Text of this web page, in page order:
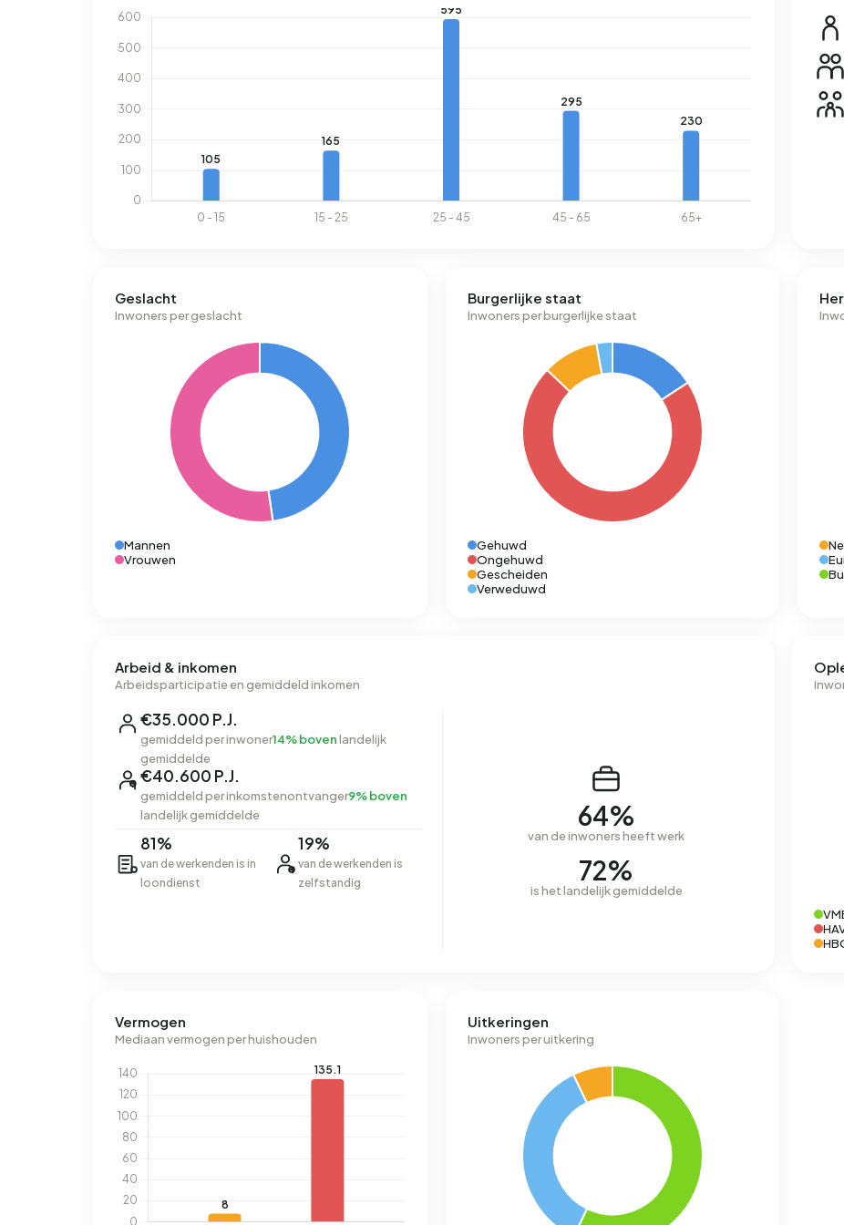
1.280 m³.
Geslacht
Inwoners per geslacht
Mannen
Vrouwen
Burgerlijke staat
Inwoners per burgerlijke staat
Gehuwd
Ongehuwd
Gescheiden
Verweduwd
Arbeid & inkomen
Arbeidsparticipatie en gemiddeld inkomen
€35.000 P.J.
gemiddeld per inwoner14% bovenlandelijk
gemiddelde
€40.600 P.J.
gemiddeld per inkomstenontvanger9% boven
landelijk gemiddelde
81%
van de werkenden is in
loondienst
19%
van de werkenden is
zelfstandig
64%
van de inwoners heeft werk
72%
is het landelijk gemiddelde
Vermogen
Mediaan vermogen per huishouden
Uitkeringen
Inwoners per uitkering